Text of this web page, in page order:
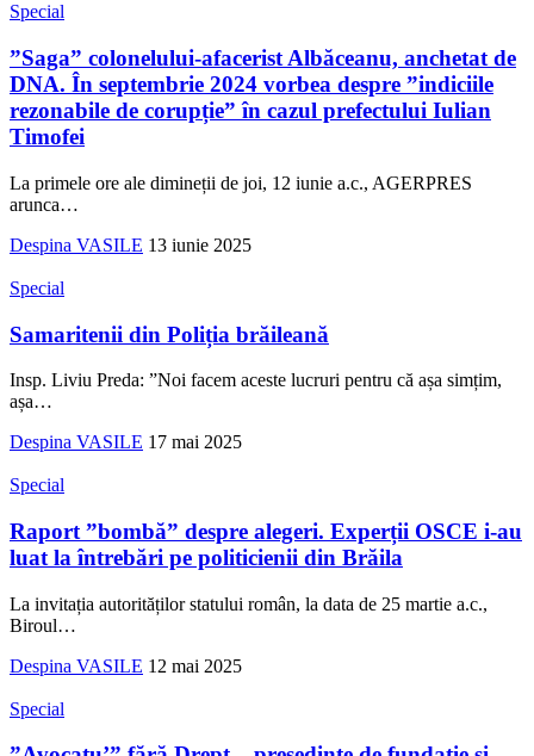
Special
”Saga” colonelului-afacerist Albăceanu, anchetat de
DNA. În septembrie 2024 vorbea despre ”indiciile
rezonabile de corupție” în cazul prefectului Iulian
Timofei
La primele ore ale dimineții de joi, 12 iunie a.c., AGERPRES
arunca…
Despina VASILE 13 iunie 2025
Special
Samaritenii din Poliția brăileană
Insp. Liviu Preda: ”Noi facem aceste lucruri pentru că așa simțim,
așa…
Despina VASILE 17 mai 2025
Special
Raport ”bombă” despre alegeri. Experții OSCE i-au
luat la întrebări pe politicienii din Brăila
La invitația autorităților statului român, la data de 25 martie a.c.,
Biroul…
Despina VASILE 12 mai 2025
Special